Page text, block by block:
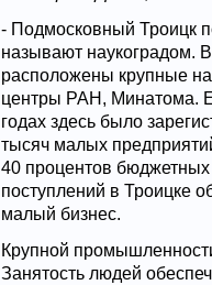
- Подмосковный Троицк
называют наукоградом.
расположены крупные
центры РАН, Минатома.
годах здесь было
тысяч малых
40 процентов бюджетных
поступлений в Троицке
малый бизнес.
Крупной
Занятость людей